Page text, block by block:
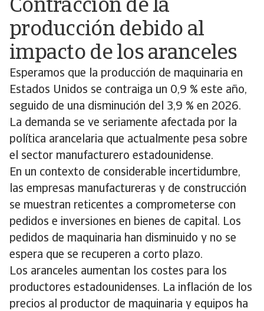
Contracción de la
producción debido al
impacto de los aranceles
Esperamos que la producción de maquinaria en
Estados Unidos se contraiga un 0,9 % este año,
seguido de una disminución del 3,9 % en 2026.
La demanda se ve seriamente afectada por la
política arancelaria que actualmente pesa sobre
el sector manufacturero estadounidense.
En un contexto de considerable incertidumbre,
las empresas manufactureras y de construcción
se muestran reticentes a comprometerse con
pedidos e inversiones en bienes de capital. Los
pedidos de maquinaria han disminuido y no se
espera que se recuperen a corto plazo.
Los aranceles aumentan los costes para los
productores estadounidenses. La inflación de los
precios al productor de maquinaria y equipos ha